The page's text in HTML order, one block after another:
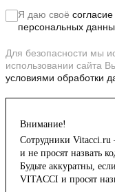
Я даю своё
персональных
Для безопасности мы
использовании сайта
условиями обработки
Внимание!
Сотрудники Vitacci.ru
и не просят назвать
Будьте аккуратны,
VITACCI и просят